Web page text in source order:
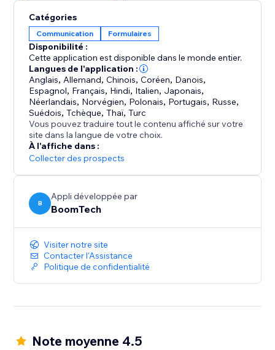
créer un compte supplémentaire chez nous ! Tout ce
qu’il vous faut, c’est votre compte et quelques minutes
pour personnaliser un formulaire avant de pouvoir
Catégories
Communication Formulaires
Disponibilité :
Cette application est disponible dans le monde entier.
Langues de l'application :
Anglais, Allemand,Chinois,Coréen, Danois,
Espagnol, Français, Hindi, Italien, Japonais,
Néerlandais, Norvégien, Polonais, Portugais, Russe,
Suédois,Tchèque,Thaï,Turc
Vous pouvez traduire tout le contenu affiché sur votre
site dans la langue de votre choix.
À l'affiche dans :
Collecter des prospects
B
Appli développée par
BoomTech
Visiter notre site
Contacter l'Assistance
Politique de confidentialité
Note moyenne 4.5